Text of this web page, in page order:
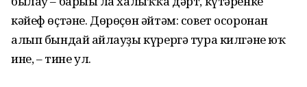
кәйеф өҫтәне. Дөрөҫөн әйтәм: совет осоронан
алып бындай һайлауҙы күрергә тура килгәне юҡ
ине, – тине ул.